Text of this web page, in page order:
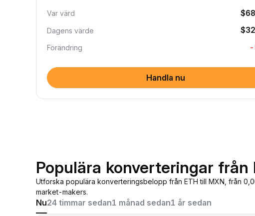
Var värd
Dagens värde
Förändring -
Handla nu
Populära konverteringar från
Utforska populära konverteringsbelopp från ETH till MXN, från
market-makers.
Nu24 timmar sedan1 månad sedan1 år sedan